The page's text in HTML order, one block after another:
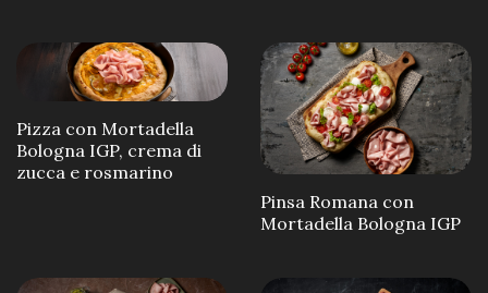
Pizza con Mortadella
Bologna IGP, crema di
zucca e rosmarino
Pinsa Romana con
Mortadella Bologna IGP